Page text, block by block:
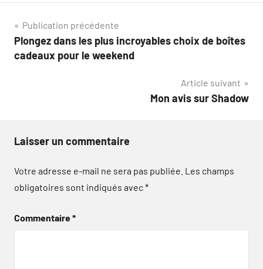
Navigation
de
Publication précédente
Plongez dans les plus incroyables choix de boîtes
cadeaux pour le weekend
Article suivant
Mon avis sur Shadow
Laisser un commentaire
Votre adresse e-mail ne sera pas publiée. Les champs
obligatoires sont indiqués avec*
Commentaire*